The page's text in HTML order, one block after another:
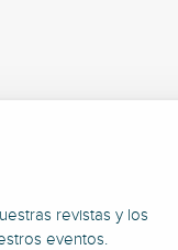
revistas y los
eventos.